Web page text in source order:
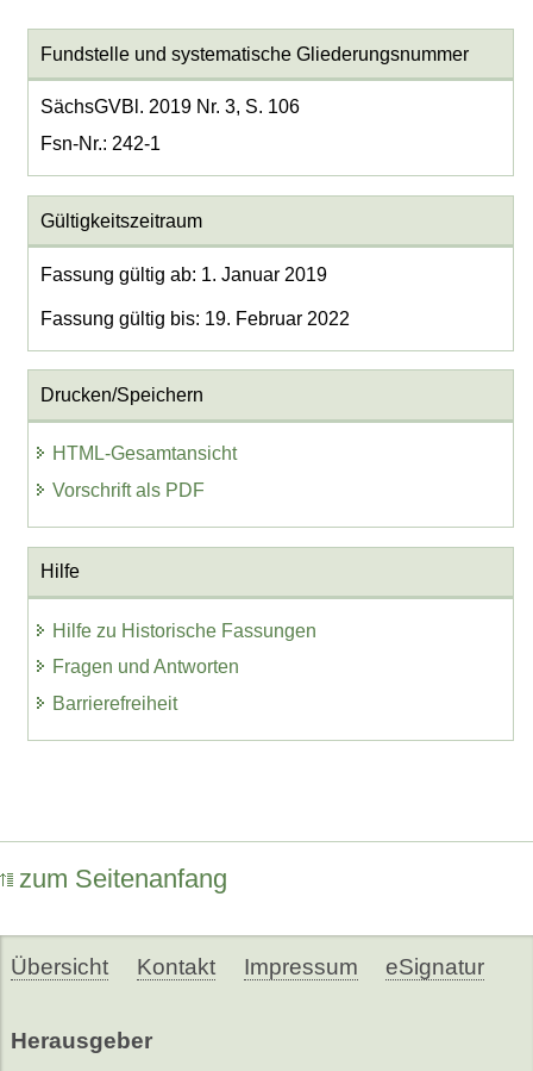
Fundstelle und systematische Gliederungsnummer
SächsGVBl. 2019 Nr. 3, S. 106
Fsn-Nr.: 242-1
Gültigkeitszeitraum
Fassung gültig ab: 1. Januar 2019
Fassung gültig bis: 19. Februar 2022
Drucken/Speichern
HTML-Gesamtansicht
Vorschrift als PDF
Hilfe
Hilfe zu Historische Fassungen
Fragen und Antworten
Barrierefreiheit
zum Seitenanfang
Übersicht Kontakt Impressum eSignatur
Herausgeber